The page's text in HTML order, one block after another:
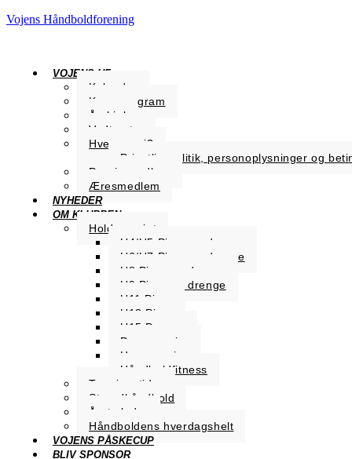
Vojens Håndboldforening
VOJENS HF
Kalender
Kampprogram
Årshjul
Vedtægter
Hvem er vi?
Privatlivspolitik, personoplysninger og
Passiv medlem
Æresmedlem
NYHEDER
OM KLUBBEN
Holdoversigt
U4/U5 Piger og drenge
U6/U7 Piger og drenge
U8 Piger og drenge
U9 Piger og drenge
U11 Piger
U13 Piger
U15 Drenge
Dame senior
Herre senior
Håndboldfitness
Træningstider
Strandhåndbold
Årets leder
Håndboldens hverdagshelt
VOJENS PÅSKECUP
BLIV SPONSOR